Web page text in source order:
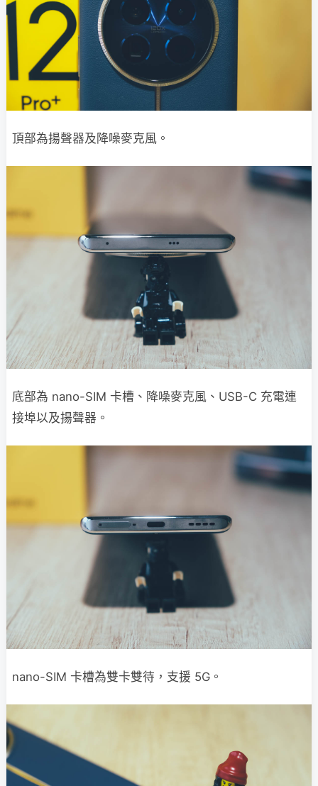
頂部為揚聲器及降噪麥克風。
底部為 nano-SIM 卡槽、降噪麥克風、USB-C 充電連
接埠以及揚聲器。
nano-SIM 卡槽為雙卡雙待，支援 5G。